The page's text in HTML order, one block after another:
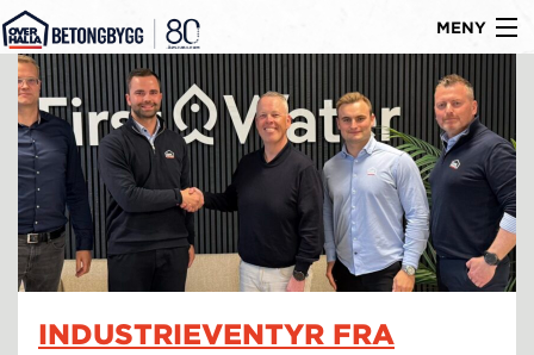
MENY
Om oss
Byggtyper
Produkter
Referanser
Nyheter
Ledige stillinger
Gå
til
innholdet
INDUSTRIEVENTYR FRA